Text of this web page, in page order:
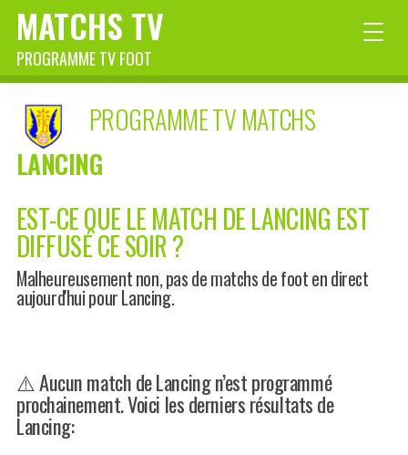
MATCHS TV
PROGRAMME TV FOOT
PROGRAMME TV MATCHS
LANCING
EST-CE QUE LE MATCH DE LANCING EST
DIFFUSÉ CE SOIR ?
Malheureusement non, pas de matchs de foot en direct
aujourd'hui pour Lancing.
⚠️ Aucun match de Lancing n’est programmé
prochainement. Voici les derniers résultats de
Lancing: